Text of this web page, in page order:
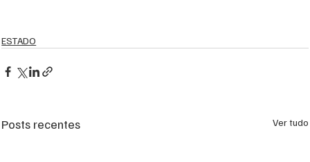
ESTADO
Posts recentes Ver tudo